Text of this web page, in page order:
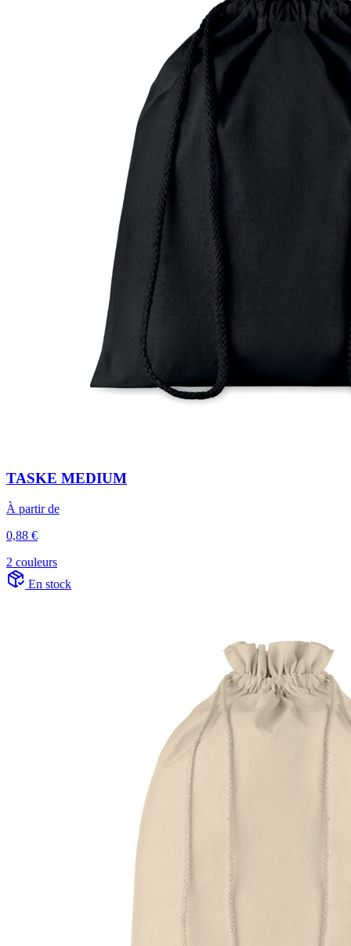
TASKE MEDIUM
À partir de
0,88 €
2 couleurs
En stock